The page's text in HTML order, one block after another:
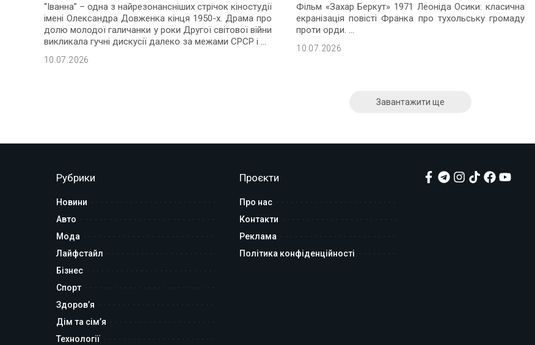
“Іванна” – одна з найрезонансніших стрічок кіностудії
імені Олександра Довженка кінця 1950-х. Драма про
долю молодої галичанки у роки Другої світової війни
викликала гучні дискусії далеко за межами СРСР і ...
10.07.2026
Фільм «Захар Беркут» 1971 Леоніда Осики: класична
екранізація повісті Франка про тухольську громаду
проти орди....
10.07.2026
Завантажити ще
Рубрики
Новини
Авто
Мода
Лайфстайл
Бізнес
Спорт
Здоров’я
Дім та сім’я
Технології
Проєкти
Про нас
Контакти
Реклама
Політика конфіденційності